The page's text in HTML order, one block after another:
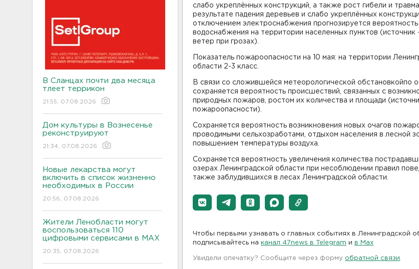
В Сланцах почти два месяца
тлеет террикон
21:55, 07.08.2026
Дом культуры в Вознесенье
реконструируют
21:34, 07.08.2026
Новые лекарства могут
включить в список жизненно
необходимых в России
20:56, 07.08.2026
Жители Ленобласти могут
воспользоваться 110
цифровыми сервисами в МАХ
20:35, 07.08.2026
слабо укреплённых конструкций, а также рост гибели и
результате падения деревьев и слабо укреплённых
отключением электроснабжения прогнозируется
водоснабжения на территории населенных пунктов (источник
ветер при грозах).
Показатель пожароопасности на 10 мая: на территории
области 2-3 класс.
В связи со сложившейся метеорологической обстановкойпо
сохраняется вероятность происшествий, связанных с
природных пожаров, ростом их количества и площади
пожароопасности).
Сохраняется вероятность возникновения новых очагов
проводимыми сельхозработами, отдыхом населения в лесной
повышением температуры воздуха.
Сохраняется вероятность увеличения количества
озерах Ленинградской области при несоблюдении правил
также заблудившихся в лесах Ленинградской области.
Чтобы первыми узнавать о главных событиях в Ленинградской
подписывайтесь на канал 47news в Telegram и в Maх
Увидели опечатку? Сообщите через форму обратной связи